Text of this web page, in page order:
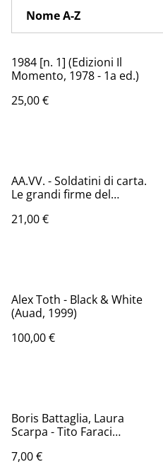
1984 [n. 1] (Edizioni Il
Momento, 1978 - 1a ed.)
25,00 €
AA.VV. - Soldatini di carta.
Le grandi firme del
piccoli (ComicOut, 2020)
21,00 €
Alex Toth - Black & White
(Auad, 1999)
100,00 €
Boris Battaglia, Laura
Scarpa - Tito Faraci
7,00 €